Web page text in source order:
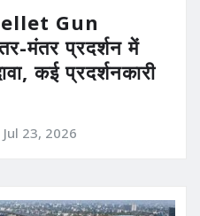
Gun
मंतर प्रदर्शन में
कई प्रदर्शनकारी
Jul 23, 2026